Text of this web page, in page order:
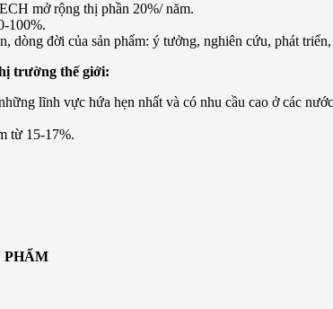
mở rộng thị phần 20%/ năm.
100%.
dòng đời của sản phẩm: ý tưởng, nghiên cứu, phát
trường thế giới:
lĩnh vực hứa hẹn nhất và có nhu cầu cao ở các
từ 15-17%.
PHẨM